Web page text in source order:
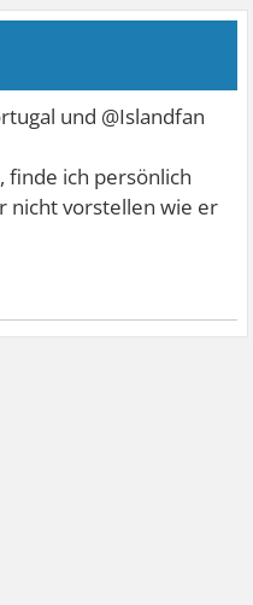
und @Islandfan
finde ich persönlich
nicht vorstellen wie er